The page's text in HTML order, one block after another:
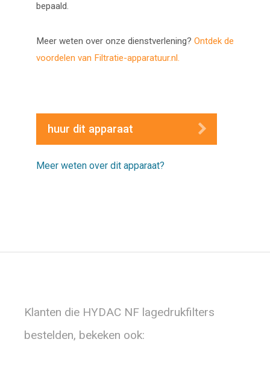
bepaald.
Meer weten over onze dienstverlening? Ontdek de
voordelen van Filtratie-apparatuur.nl.
huur dit apparaat
Meer weten over dit apparaat?
Klanten die HYDAC NF lagedrukfilters
bestelden, bekeken ook: